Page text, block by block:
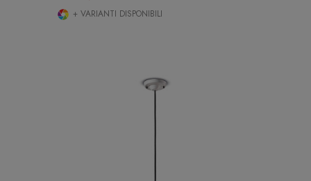
+ VARIANTI DISPONIBILI